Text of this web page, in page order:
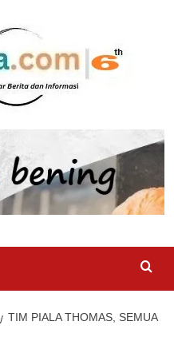
TIM PIALA THOMAS, SEMUA